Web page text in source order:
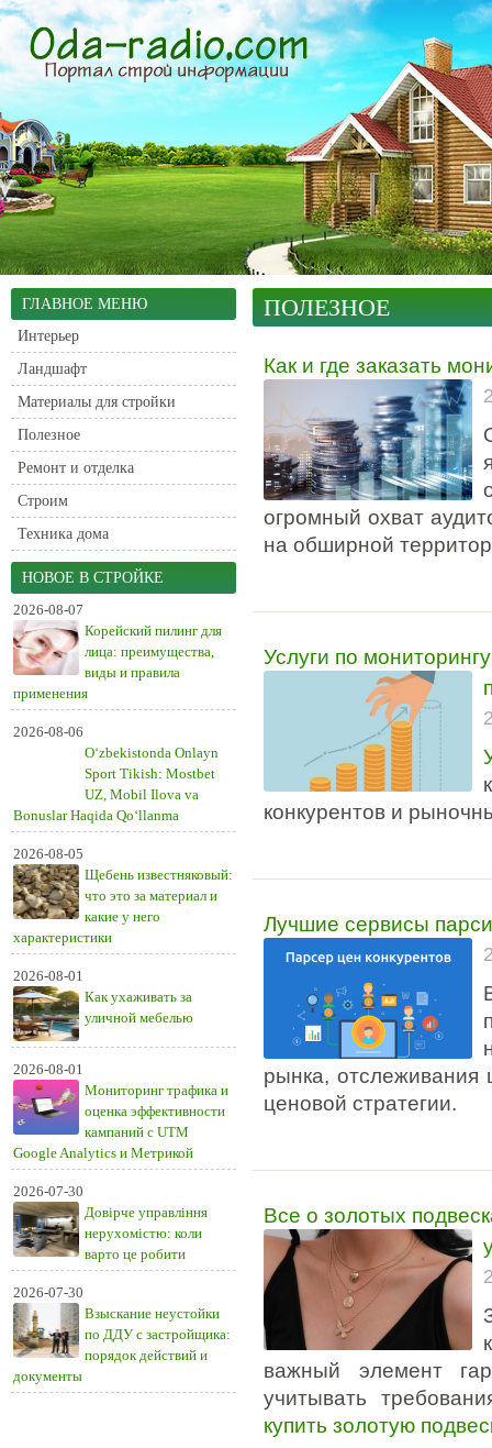
ГЛАВНОЕ МЕНЮ
Интерьер
Ландшафт
Материалы для стройки
Полезное
Ремонт и отделка
Строим
Техника дома
НОВОЕ В СТРОЙКЕ
2026-08-07
Корейский пилинг для
лица: преимущества,
виды и правила
применения
2026-08-06
O‘zbekistonda Onlayn
Sport Tikish: Mostbet
UZ, Mobil Ilova va
Bonuslar Haqida Qo‘llanma
2026-08-05
Щебень известняковый:
что это за материал и
какие у него
характеристики
2026-08-01
Как ухаживать за
уличной мебелью
2026-08-01
Мониторинг трафика и
оценка эффективности
кампаний с UTM
Google Analytics и Метрикой
2026-07-30
Довірче управління
нерухомістю: коли
варто це робити
2026-07-30
Взыскание неустойки
по ДДУ с застройщика:
порядок действий и
документы
ПОЛЕЗНОЕ
Как и где заказать
огромный охват
на обширной
Услуги по
конкурентов и
Лучшие сервисы
рынка, отслеживания
ценовой стратегии.
Все о золотых
важный элемент
учитывать
купить золотую